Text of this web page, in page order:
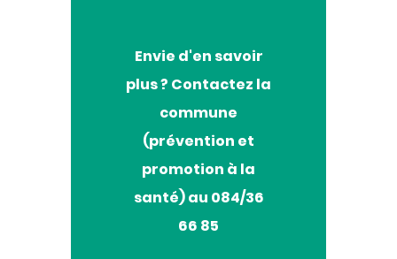
d'en
savoir
Envie d'en savoir
plus ? Contactez la
commune
(prévention et
promotion à la
santé) au 084/36
66 85